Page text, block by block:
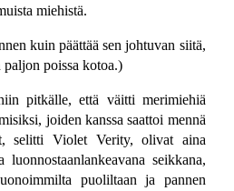
miehistä.
kuin päättää sen johtuvan siitä,
poissa kotoa.)
pitkälle, että väitti merimiehiä
joiden kanssa saattoi mennä
selitti Violet Verity, olivat aina
luonnostaanlankeavana seikkana,
puoliltaan ja pannen